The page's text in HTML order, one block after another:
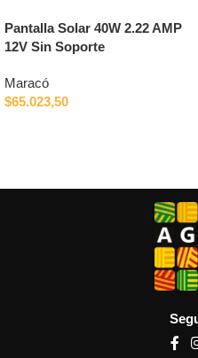
Pantalla Solar 40W 2.22 AMP
12V Sin Soporte
Maracó
$65.023,50